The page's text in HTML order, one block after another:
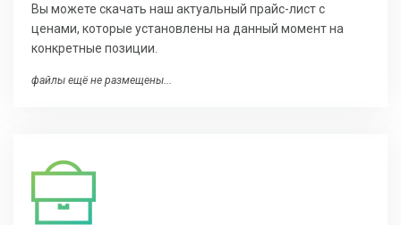
Вы можете скачать наш актуальный прайс-лист с
ценами, которые установлены на данный момент на
конкретные позиции.
файлы ещё не размещены...